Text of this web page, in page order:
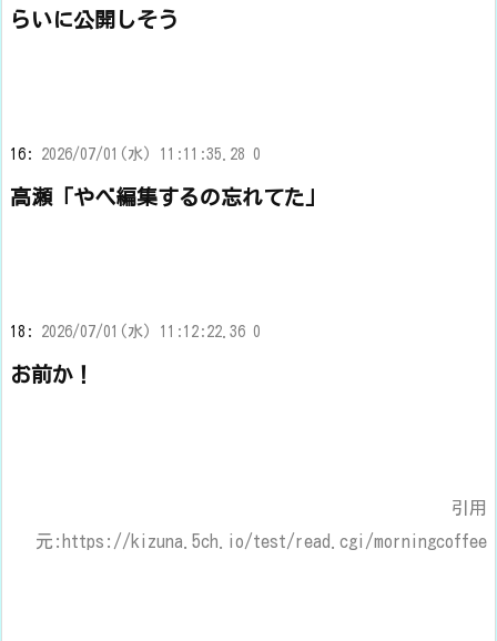
らいに公開しそう
16: 2026/07/01(水) 11:11:35.28 0
高瀬「やべ編集するの忘れてた」
18: 2026/07/01(水) 11:12:22.36 0
お前か！
引用
元:https://kizuna.5ch.io/test/read.cgi/morningcoffee